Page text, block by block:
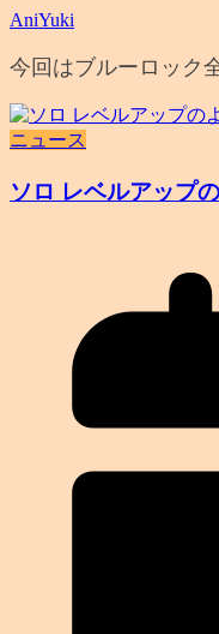
AniYuki
今回はブルーロック
ニュース
ソロ レベルアップ